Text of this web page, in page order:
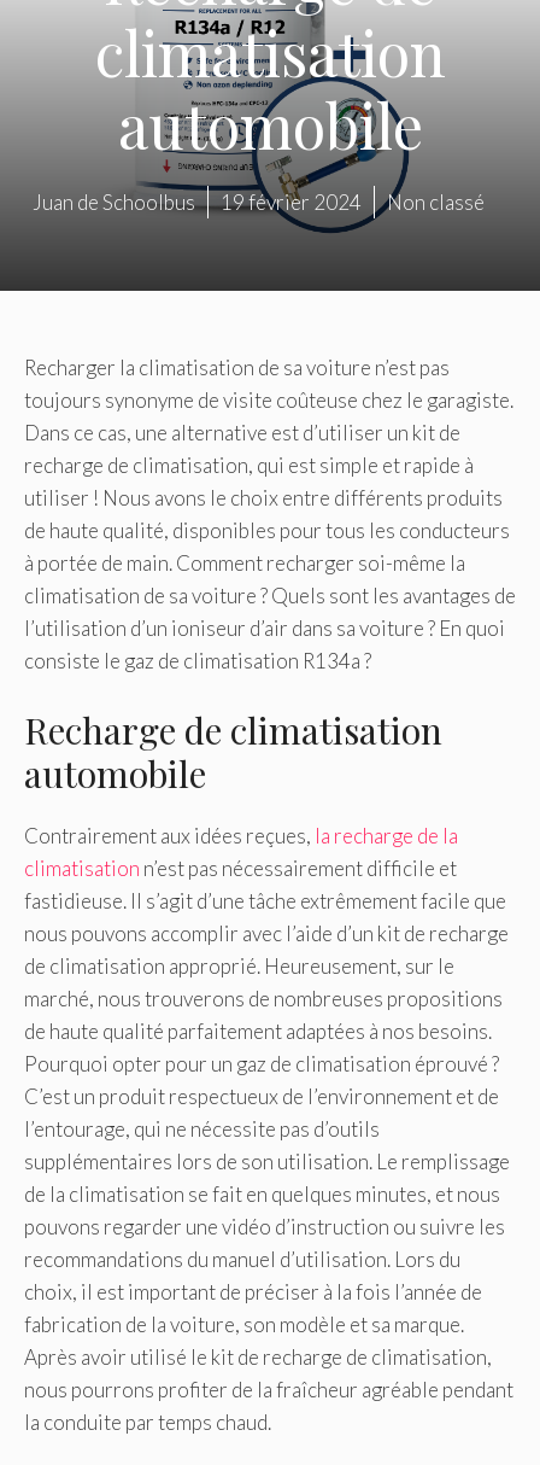
climatisation
automobile
Juan de Schoolbus 19 février 2024 Non classé
Recharger la climatisation de sa voiture n’est pas
toujours synonyme de visite coûteuse chez le garagiste.
Dans ce cas, une alternative est d’utiliser un kit de
recharge de climatisation, qui est simple et rapide à
utiliser ! Nous avons le choix entre différents produits
de haute qualité, disponibles pour tous les conducteurs
à portée de main. Comment recharger soi-même la
climatisation de sa voiture ? Quels sont les avantages de
l’utilisation d’un ioniseur d’air dans sa voiture ? En quoi
consiste le gaz de climatisation R134a ?
Recharge de climatisation
automobile
Contrairement aux idées reçues, la recharge de la
climatisation n’est pas nécessairement difficile et
fastidieuse. Il s’agit d’une tâche extrêmement facile que
nous pouvons accomplir avec l’aide d’un kit de recharge
de climatisation approprié. Heureusement, sur le
marché, nous trouverons de nombreuses propositions
de haute qualité parfaitement adaptées à nos besoins.
Pourquoi opter pour un gaz de climatisation éprouvé ?
C’est un produit respectueux de l’environnement et de
l’entourage, qui ne nécessite pas d’outils
supplémentaires lors de son utilisation. Le remplissage
de la climatisation se fait en quelques minutes, et nous
pouvons regarder une vidéo d’instruction ou suivre les
recommandations du manuel d’utilisation. Lors du
choix, il est important de préciser à la fois l’année de
fabrication de la voiture, son modèle et sa marque.
Après avoir utilisé le kit de recharge de climatisation,
nous pourrons profiter de la fraîcheur agréable pendant
la conduite par temps chaud.